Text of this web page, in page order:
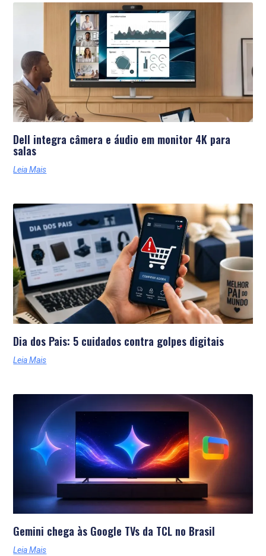
Últimas Notícias
Dell integra câmera e áudio em monitor 4K para
salas
Leia Mais
Dia dos Pais: 5 cuidados contra golpes digitais
Leia Mais
Gemini chega às Google TVs da TCL no Brasil
Leia Mais